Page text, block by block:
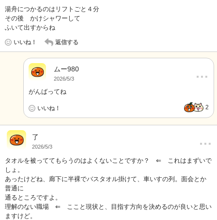
湯舟につかるのはリフトごと４分
その後 かけシャワーして
ふいて出すからね
いいね！ 返信する
ムー980
2026/5/3 …
がんばってね
いいね！ 2
了
2026/5/3 …
タオルを被っててもらうのはよくないことですか？ ⇐ これはまずいで
しょ。
あったけどね、廊下に半裸でバスタオル掛けて、車いすの列。面会とか
普通に
通るところですよ。
理解のない職場 ⇐ ここと現状と、目指す方向を決めるのが良いと思い
ますけど。